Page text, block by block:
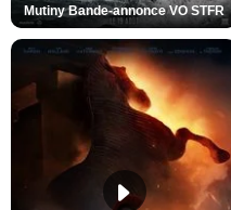
Mutiny Bande-annonce VO STFR